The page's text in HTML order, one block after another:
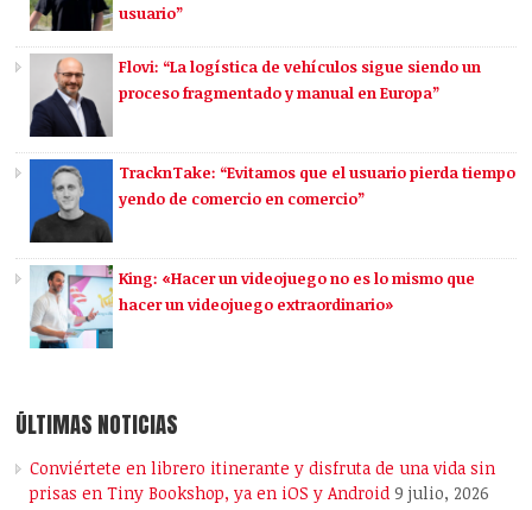
usuario”
Flovi: “La logística de vehículos sigue siendo un
proceso fragmentado y manual en Europa”
TracknTake: “Evitamos que el usuario pierda tiempo
yendo de comercio en comercio”
King: «Hacer un videojuego no es lo mismo que
hacer un videojuego extraordinario»
ÚLTIMAS NOTICIAS
Conviértete en librero itinerante y disfruta de una vida sin
prisas en Tiny Bookshop, ya en iOS y Android 9 julio, 2026